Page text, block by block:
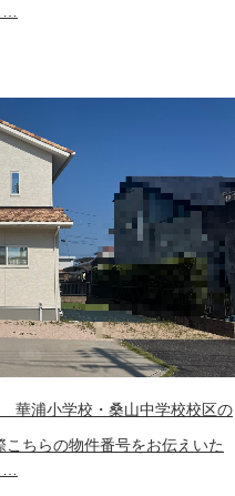
華浦小学校・桑山中学校校区の
ちらの物件番号をお伝えいた